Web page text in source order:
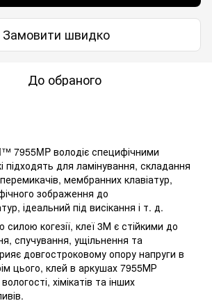
Замовити швидко
До обраного
7955MP володіє специфічними
підходять для ламінування, складання
мембранних клавіатур,
зображення до
ідеальний під висікання і т. д.
когезії, клеї 3М є стійкими до
спучування, ущільнення та
довгостроковому опору напруги в
цього, клей в аркушах 7955МР
хімікатів та інших